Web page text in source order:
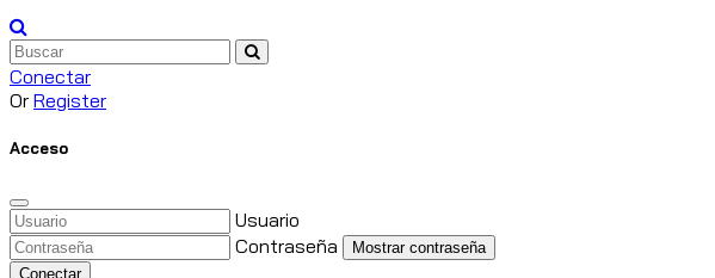
Conectar
Or Register
Acceso
Usuario
Contraseña
Mostrar contraseña
Conectar